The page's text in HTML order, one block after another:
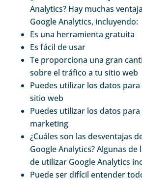
Analytics? Hay muchas
Google Analytics, incluyendo:
Es una herramienta gratuita
Es fácil de usar
Te proporciona una gran
sobre el tráfico a tu sitio web
Puedes utilizar los datos
sitio web
Puedes utilizar los datos
marketing
¿Cuáles son las desventajas
Google Analytics? Algunas de
de utilizar Google Analytics
Puede ser difícil entender